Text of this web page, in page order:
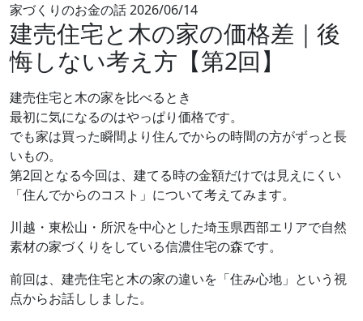
家づくりのお金の話2026/06/14
建売住宅と木の家の価格差｜後
悔しない考え方【第2回】
建売住宅と木の家を比べるとき
最初に気になるのはやっぱり価格です。
でも家は買った瞬間より住んでからの時間の方がずっと長
いもの。
第2回となる今回は、建てる時の金額だけでは見えにくい
「住んでからのコスト」について考えてみます。
川越・東松山・所沢を中心とした埼玉県西部エリアで自然
素材の家づくりをしている信濃住宅の森です。
前回は、建売住宅と木の家の違いを「住み心地」という視
点からお話ししました。